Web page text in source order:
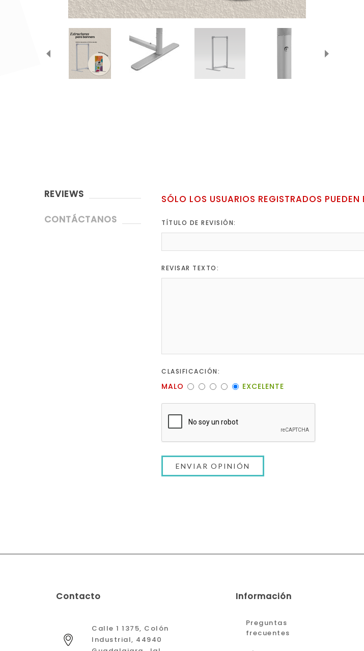
REVIEWS
CONTÁCTANOS
SÓLO LOS USUARIOS REGISTRADOS PUEDEN
TÍTULO DE REVISIÓN:
REVISAR TEXTO:
CLASIFICACIÓN:
MALO EXCELENTE
Contacto
Calle 1 1375, Colón
Industrial, 44940
Información
Preguntas
frecuentes